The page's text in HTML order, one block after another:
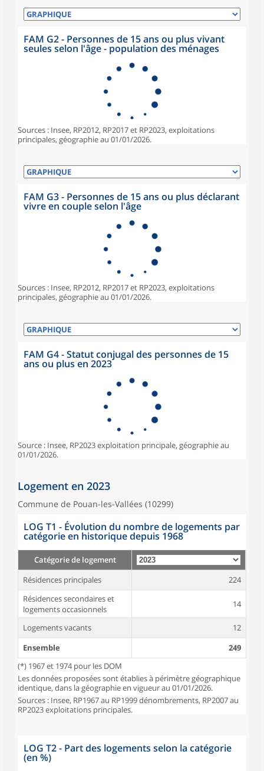
FAM G2 - Personnes de 15 ans ou plus vivant
seules selon l'âge - population des ménages
Sources : Insee, RP2012, RP2017 et RP2023, exploitations
principales, géographie au 01/01/2026.
FAM G3 - Personnes de 15 ans ou plus déclarant
vivre en couple selon l'âge
Sources : Insee, RP2012, RP2017 et RP2023, exploitations
principales, géographie au 01/01/2026.
FAM G4 - Statut conjugal des personnes de 15
ans ou plus en 2023
Source : Insee, RP2023 exploitation principale, géographie au
01/01/2026.
Logement en 2023
Commune de Pouan-les-Vallées (10299)
LOG T1 - Évolution du nombre de logements par
catégorie en historique depuis 1968
Catégorie de logement
Résidences principales
224
Résidences secondaires et
logements occasionnels
14
Logements vacants
12
Ensemble
249
(*) 1967 et 1974 pour les DOM
Les données proposées sont établies à périmètre géographique
identique, dans la géographie en vigueur au 01/01/2026.
Sources : Insee, RP1967 au RP1999 dénombrements, RP2007 au
RP2023 exploitations principales.
LOG T2 - Part des logements selon la catégorie
(en %)